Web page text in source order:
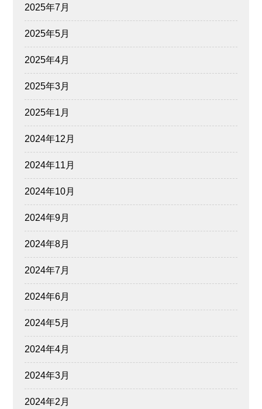
2025年7月
2025年5月
2025年4月
2025年3月
2025年1月
2024年12月
2024年11月
2024年10月
2024年9月
2024年8月
2024年7月
2024年6月
2024年5月
2024年4月
2024年3月
2024年2月